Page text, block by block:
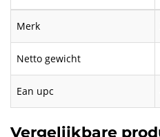
Merk
Netto gewicht
Ean upc
Vergelijkbare